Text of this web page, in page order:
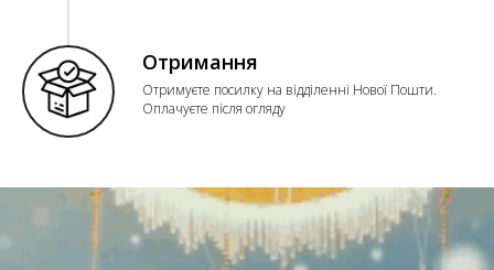
Отримання
Отримуєте посилку на відділенні Нової Пошти.
Оплачуєте після огляду